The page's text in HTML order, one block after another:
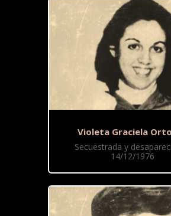
Violeta Graciela
Secuestrada y
14/12/1976